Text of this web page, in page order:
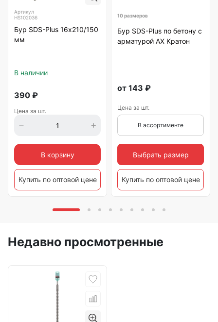
Артикул
HS102036
Бур SDS-Plus 16х210/150
мм
В наличии
390 ₽
Цена за шт.
В корзину
Купить по оптовой цене
10 размеров
Бур SDS-Plus по бетону с
арматурой АХ Кратон
от 143 ₽
Цена за шт.
В ассортименте
Выбрать размер
Купить по оптовой цене
Недавно просмотренные